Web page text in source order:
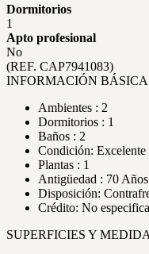
Dormitorios
1
Apto profesional
No
(REF. CAP7941083)
INFORMACIÓN BÁSICA
Ambientes : 2
Dormitorios : 1
Baños : 2
Condición: Excelente
Plantas : 1
Antigüedad : 70 Años
Disposición:
Crédito: No
SUPERFICIES Y